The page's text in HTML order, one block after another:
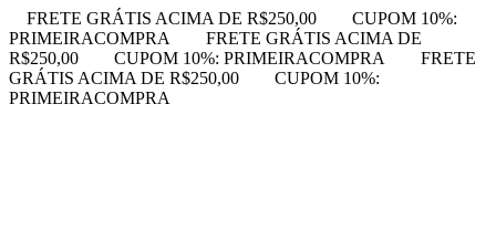
FRETE GRÁTIS ACIMA DE R$250,00
CUPOM 10%:
PRIMEIRACOMPRA
FRETE GRÁTIS ACIMA DE
R$250,00
CUPOM 10%: PRIMEIRACOMPRA
FRETE
GRÁTIS ACIMA DE R$250,00
CUPOM 10%:
PRIMEIRACOMPRA